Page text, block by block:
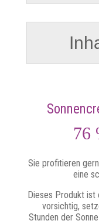
76
Sie profitieren
eine
Dieses Produkt ist
vorsichtig,
Stunden der